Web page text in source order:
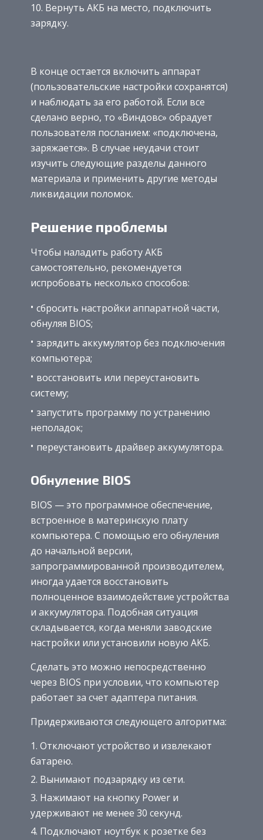
Вернуть АКБ на место, подключить
зарядку.
В конце остается включить аппарат
(пользовательские настройки сохранятся)
и наблюдать за его работой. Если все
сделано верно, то «Виндовс» обрадует
пользователя посланием: «подключена,
заряжается». В случае неудачи стоит
изучить следующие разделы данного
материала и применить другие методы
ликвидации поломок.
Решение проблемы
Чтобы наладить работу АКБ
самостоятельно, рекомендуется
испробовать несколько способов:
сбросить настройки аппаратной части,
обнуляя BIOS;
зарядить аккумулятор без подключения
компьютера;
восстановить или переустановить
систему;
запустить программу по устранению
неполадок;
переустановить драйвер аккумулятора.
Обнуление BIOS
BIOS — это программное обеспечение,
встроенное в материнскую плату
компьютера. С помощью его обнуления
до начальной версии,
запрограммированной производителем,
иногда удается восстановить
полноценное взаимодействие устройства
и аккумулятора. Подобная ситуация
складывается, когда меняли заводские
настройки или установили новую АКБ.
Сделать это можно непосредственно
через BIOS при условии, что компьютер
работает за счет адаптера питания.
Придерживаются следующего алгоритма:
Отключают устройство и извлекают
батарею.
Вынимают подзарядку из сети.
Нажимают на кнопку Power и
удерживают не менее 30 секунд.
Подключают ноутбук к розетке без